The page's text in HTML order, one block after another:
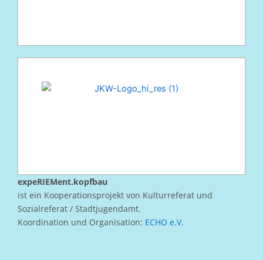
expeRIEMent.kopfbau
ist ein Kooperationsprojekt von Kulturreferat und
Sozialreferat / Stadtjugendamt.
Koordination und Organisation: ECHO e.V.